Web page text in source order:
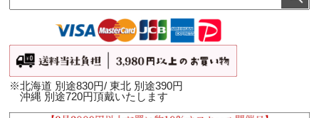
※北海道 別途830円/ 東北 別途390円
沖縄 別途720円頂戴いたします